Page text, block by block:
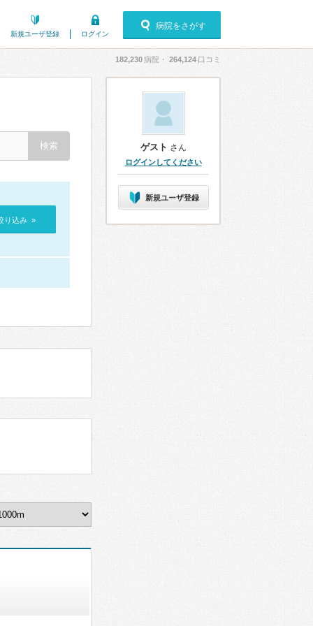
新規ユーザ登録 ログイン
病院をさがす
182,230病院・ 264,124 口コミ
り込み »
ゲスト さん
ログインしてください
新規ユーザ登録